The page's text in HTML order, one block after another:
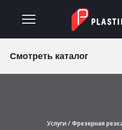
Смотреть каталог
Услуги /Фрезерная